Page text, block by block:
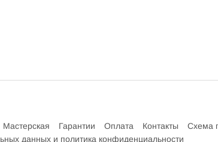
Мастерская Гарантии Оплата Контакты Схема
данных и политика конфиденциальности